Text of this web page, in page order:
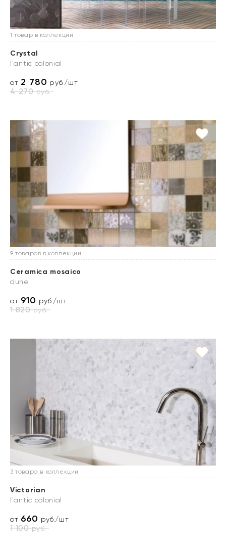
1 товар в коллекции
Crystal
l'antic colonial
от 2 780 руб./шт
4 270руб.
9 товаров в коллекции
Ceramica mosaico
dune
от 910 руб./шт
1 820руб.
3 товара в коллекции
Victorian
l'antic colonial
от 660 руб./шт
1 100руб.